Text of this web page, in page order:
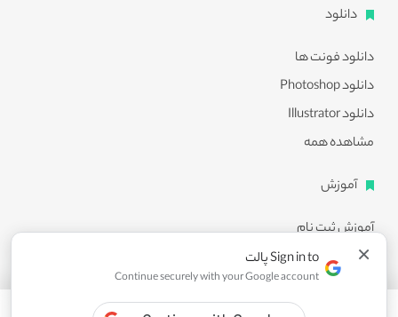
دانلود
دانلود فونت ها
دانلود Photoshop
دانلود Illustrator
مشاهده همه
آموزش
آموزش ثبت نام
آموزش دانلود
آموزش ویرایش طرح ها
× Sign in to پالت
Continue securely with your Google account